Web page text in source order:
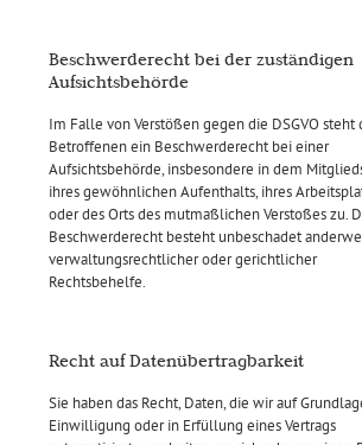
Beschwerde­recht bei der zuständigen
Aufsichts­behörde
Im Falle von Verstößen gegen die DSGVO steht
Betroffenen ein Beschwerderecht bei einer
Aufsichtsbehörde, insbesondere in dem
ihres gewöhnlichen Aufenthalts, ihres
oder des Orts des mutmaßlichen Verstoßes zu.
Beschwerderecht besteht unbeschadet
verwaltungsrechtlicher oder gerichtlicher
Rechtsbehelfe.
Recht auf Daten­übertrag­barkeit
Sie haben das Recht, Daten, die wir auf
Einwilligung oder in Erfüllung eines Vertrags